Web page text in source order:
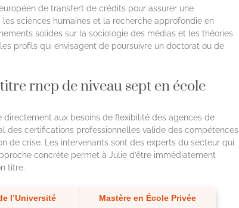
de transfert de crédits pour assurer une
les sciences humaines et la recherche approfondie en
solides sur la sociologie des médias et les théories
profils qui envisagent de poursuivre un doctorat ou de
rncp de niveau sept en école
directement aux besoins de flexibilité des agences de
des certifications professionnelles valide des compétences
de crise. Les intervenants sont des experts du secteur qui
concrète permet à Julie d’être immédiatement
titre.
l’Université Mastère en École Privée